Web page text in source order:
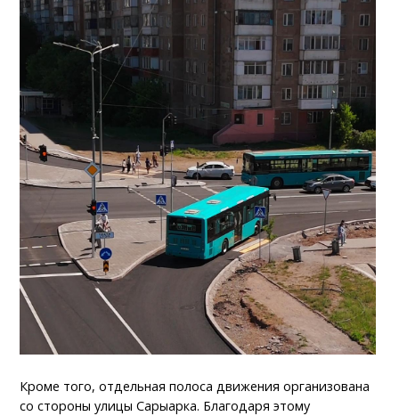
Кроме того, отдельная полоса движения организована
со стороны улицы Сарыарка. Благодаря этому